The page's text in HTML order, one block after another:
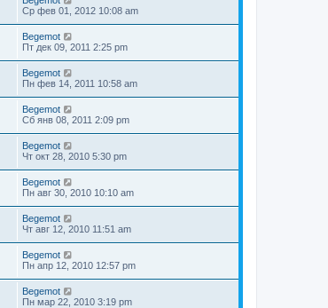
Ср фев 01, 2012 10:08 am
Begemot
Пт дек 09, 2011 2:25 pm
Begemot
Пн фев 14, 2011 10:58 am
Begemot
Сб янв 08, 2011 2:09 pm
Begemot
Чт окт 28, 2010 5:30 pm
Begemot
Пн авг 30, 2010 10:10 am
Begemot
Чт авг 12, 2010 11:51 am
Begemot
Пн апр 12, 2010 12:57 pm
Begemot
Пн мар 22, 2010 3:19 pm